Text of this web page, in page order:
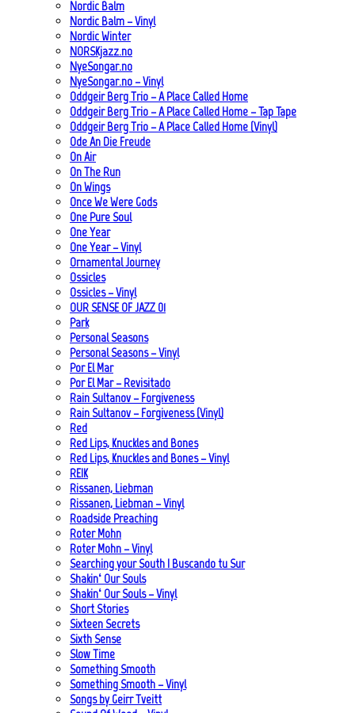
Nordic Balm
Nordic Balm – Vinyl
Nordic Winter
NORSKjazz.no
NyeSongar.no
NyeSongar.no – Vinyl
Oddgeir Berg Trio – A Place Called Home
Oddgeir Berg Trio – A Place Called Home – Tap Tape
Oddgeir Berg Trio – A Place Called Home (Vinyl)
Ode An Die Freude
On Air
On The Run
On Wings
Once We Were Gods
One Pure Soul
One Year
One Year – Vinyl
Ornamental Journey
Ossicles
Ossicles – Vinyl
OUR SENSE OF JAZZ_01
Park
Personal Seasons
Personal Seasons – Vinyl
Por El Mar
Por El Mar – Revisitado
Rain Sultanov – Forgiveness
Rain Sultanov – Forgiveness (Vinyl)
Red
Red Lips, Knuckles and Bones
Red Lips, Knuckles and Bones – Vinyl
REIK
Rissanen, Liebman
Rissanen, Liebman – Vinyl
Roadside Preaching
Roter Mohn
Roter Mohn – Vinyl
Searching your South | Buscando tu Sur
Shakin‘ Our Souls
Shakin‘ Our Souls – Vinyl
Short Stories
Sixteen Secrets
Sixth Sense
Slow Time
Something Smooth
Something Smooth – Vinyl
Songs by Geirr Tveitt